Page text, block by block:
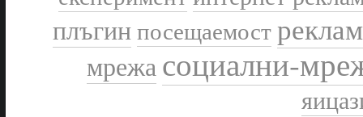
плъгинпосещаемост
мрежасоциални-